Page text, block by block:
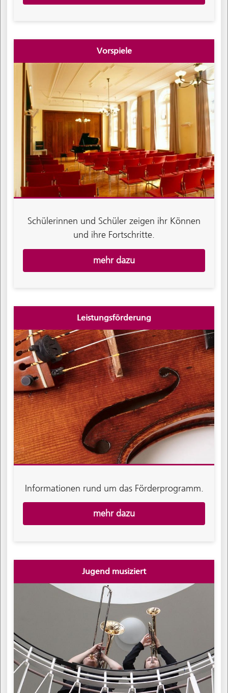
Vorspiele
Schülerinnen und Schüler zeigen ihr Können
und ihre Fortschritte.
mehr dazu
Leistungsförderung
Informationen rund um das Förderprogramm.
mehr dazu
Jugend musiziert